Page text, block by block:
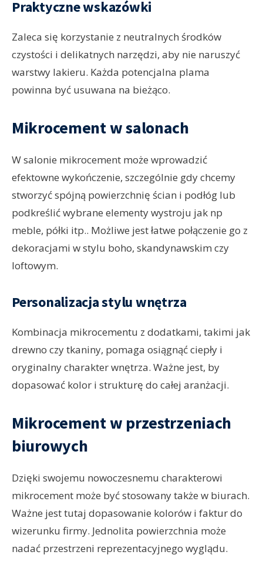
Praktyczne wskazówki
Zaleca się korzystanie z neutralnych środków
czystości i delikatnych narzędzi, aby nie naruszyć
warstwy lakieru. Każda potencjalna plama
powinna być usuwana na bieżąco.
Mikrocement w salonach
W salonie mikrocement może wprowadzić
efektowne wykończenie, szczególnie gdy chcemy
stworzyć spójną powierzchnię ścian i podłóg lub
podkreślić wybrane elementy wystroju jak np
meble, półki itp.. Możliwe jest łatwe połączenie go z
dekoracjami w stylu boho, skandynawskim czy
loftowym.
Personalizacja stylu wnętrza
Kombinacja mikrocementu z dodatkami, takimi jak
drewno czy tkaniny, pomaga osiągnąć ciepły i
oryginalny charakter wnętrza. Ważne jest, by
dopasować kolor i strukturę do całej aranżacji.
Mikrocement w przestrzeniach
biurowych
Dzięki swojemu nowoczesnemu charakterowi
mikrocement może być stosowany także w biurach.
Ważne jest tutaj dopasowanie kolorów i faktur do
wizerunku firmy. Jednolita powierzchnia może
nadać przestrzeni reprezentacyjnego wyglądu.